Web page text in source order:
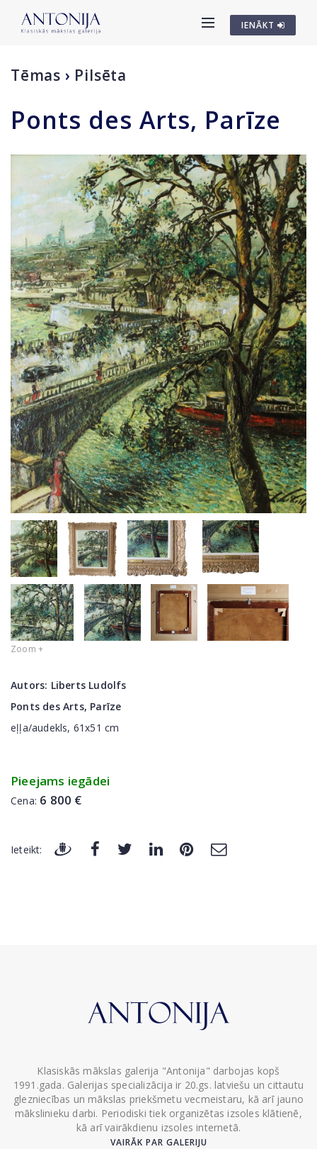
IENĀKT
Tēmas › Pilsēta
Ponts des Arts, Parīze
Zoom +
Autors: Liberts Ludolfs
Ponts des Arts, Parīze
eļļa/audekls, 61x51 cm
Pieejams iegādei
Cena: 6 800 €
Ieteikt:
Klasiskās mākslas galerija "Antonija" darbojas kopš
1991.gada. Galerijas specializācija ir 20.gs. latviešu un cittautu
glezniecības un mākslas priekšmetu vecmeistaru, kā arī jauno
mākslinieku darbi. Periodiski tiek organizētas izsoles klātienē,
kā arī vairākdienu izsoles internetā.
VAIRĀK PAR GALERIJU